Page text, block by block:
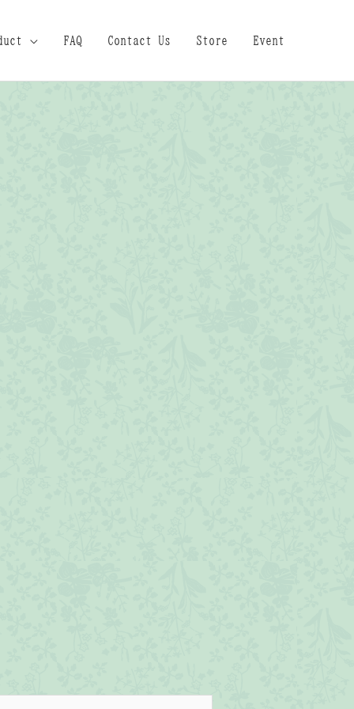
FAQ Contact Us Store Event